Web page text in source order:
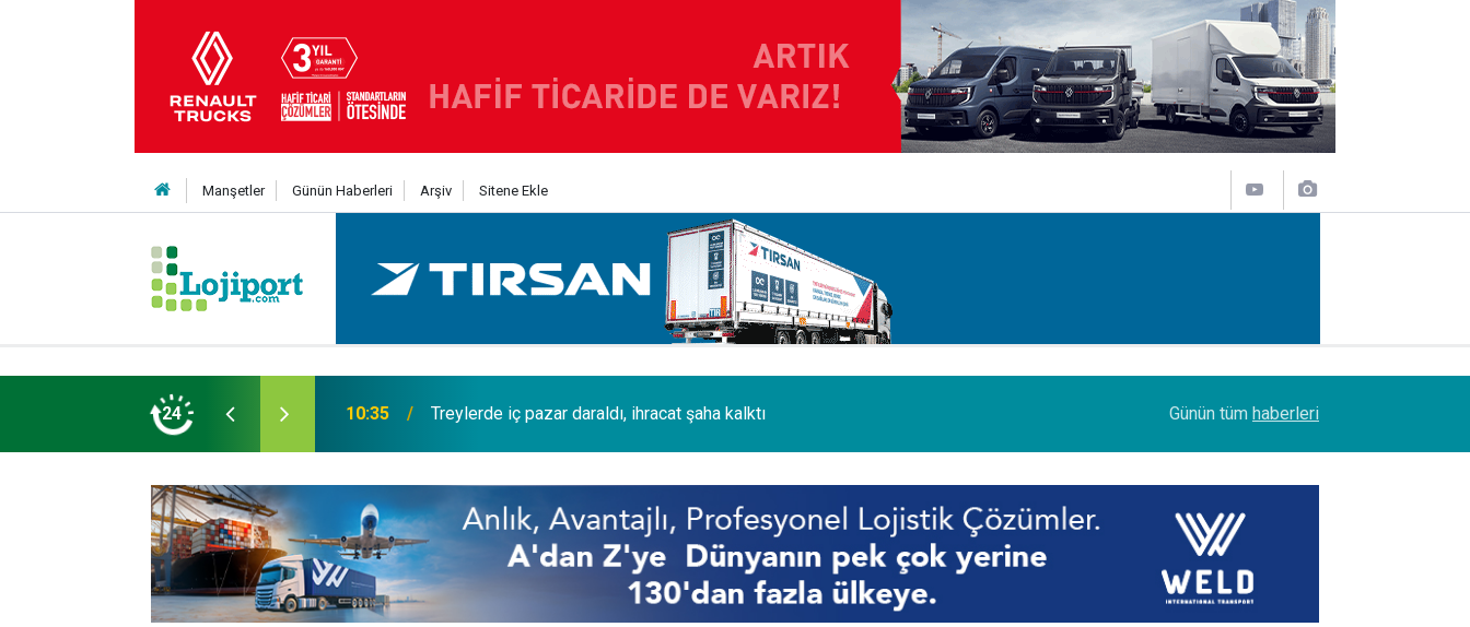
Manşetler Günün Haberleri Arşiv Sitene Ekle
24 09:47 Her biri 120 tonluk 3 Boeing 777, kamyonlarla 1250 km taşındı Turhan Özen, Saudia Cargo’nun CCO’su oldu
Günün tüm haberleri